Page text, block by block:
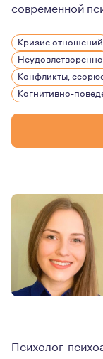
современной
Я являюсь
Кризис отношений
Конфликты,
Когнитивно-
Психолог-